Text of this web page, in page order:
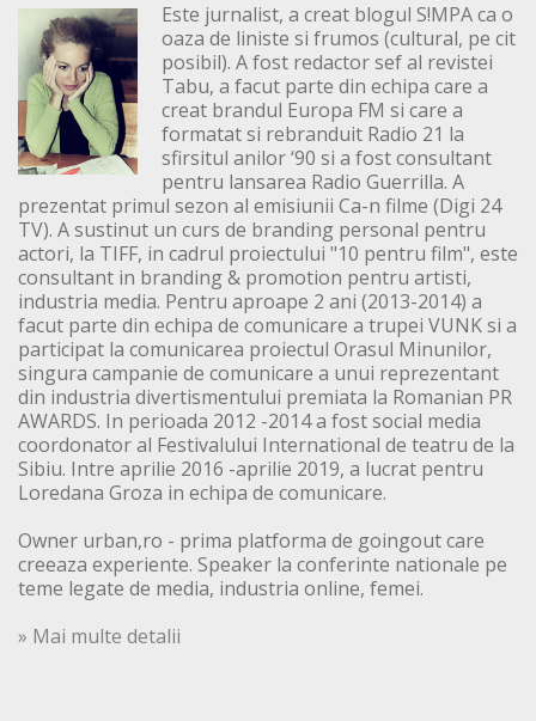
Este jurnalist, a creat blogul S!MPA ca o
oaza de liniste si frumos (cultural, pe cit
posibil). A fost redactor sef al revistei
Tabu, a facut parte din echipa care a
creat brandul Europa FM si care a
formatat si rebranduit Radio 21 la
sfirsitul anilor ‘90 si a fost consultant
pentru lansarea Radio Guerrilla. A
prezentat primul sezon al emisiunii Ca-n filme (Digi 24
TV). A sustinut un curs de branding personal pentru
actori, la TIFF, in cadrul proiectului "10 pentru film", este
consultant in branding & promotion pentru artisti,
industria media. Pentru aproape 2 ani (2013-2014) a
facut parte din echipa de comunicare a trupei VUNK si a
participat la comunicarea proiectul Orasul Minunilor,
singura campanie de comunicare a unui reprezentant
din industria divertismentului premiata la Romanian PR
AWARDS. In perioada 2012 -2014 a fost social media
coordonator al Festivalului International de teatru de la
Sibiu. Intre aprilie 2016 -aprilie 2019, a lucrat pentru
Loredana Groza in echipa de comunicare.
Owner urban,ro - prima platforma de goingout care
creeaza experiente. Speaker la conferinte nationale pe
teme legate de media, industria online, femei.
» Mai multe detalii